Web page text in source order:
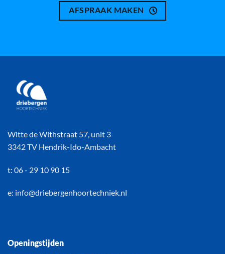
AFSPRAAK MAKEN
Witte de Withstraat 57, unit 3
3342 TV Hendrik-Ido-Ambacht
t: 06 - 29 10 90 15
e: info@driebergenhoortechniek.nl
Openingstijden